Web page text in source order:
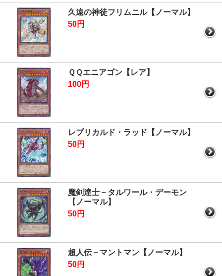
久遠の神徒フリムニル【ノーマル】
50円
ＱＱエニアゴン【レア】
100円
レプリカルド・ラッド【ノーマル】
50円
魔剣達士－タルワール・デーモン
【ノーマル】
50円
超人伝－マントマン【ノーマル】
50円